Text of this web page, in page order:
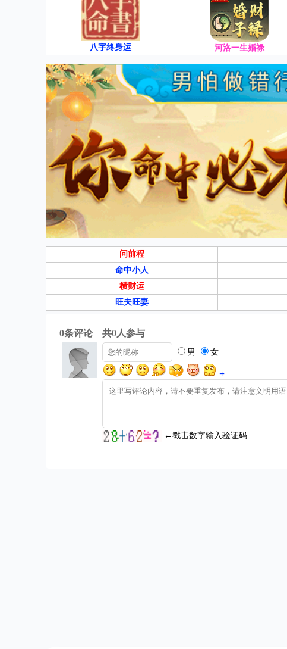
八字终身运 河洛一生婚禄
问前程
命中小人
横财运
旺夫旺妻